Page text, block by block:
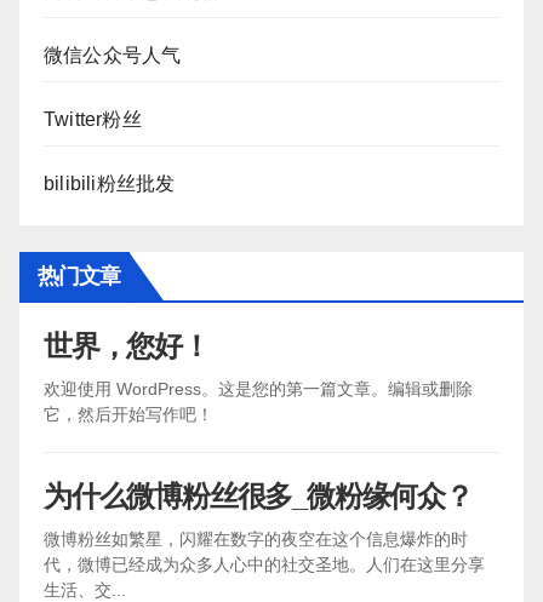
微信公众号人气
Twitter粉丝
bilibili粉丝批发
热门文章
世界，您好！
欢迎使用 WordPress。这是您的第一篇文章。编辑或删除
它，然后开始写作吧！
为什么微博粉丝很多_微粉缘何众？
微博粉丝如繁星，闪耀在数字的夜空在这个信息爆炸的时
代，微博已经成为众多人心中的社交圣地。人们在这里分享
生活、交...